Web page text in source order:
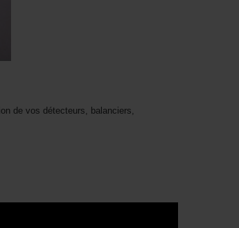
de vos détecteurs, balanciers,